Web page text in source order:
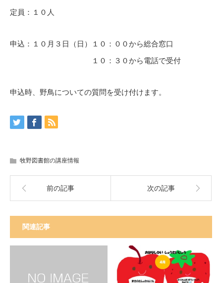
定員：１０人
申込：１０月３日（日）１０：００から総合窓口
１０：３０から電話で受付
申込時、野鳥についての質問を受け付けます。
牧野図書館の講座情報
前の記事 次の記事
関連記事